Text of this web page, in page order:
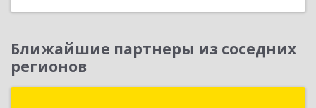
Ближайшие партнеры из соседних
регионов